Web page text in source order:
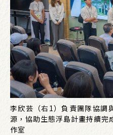
李欣芸（右1）負責團隊協調
源，協助生態浮島計畫持續完
作室